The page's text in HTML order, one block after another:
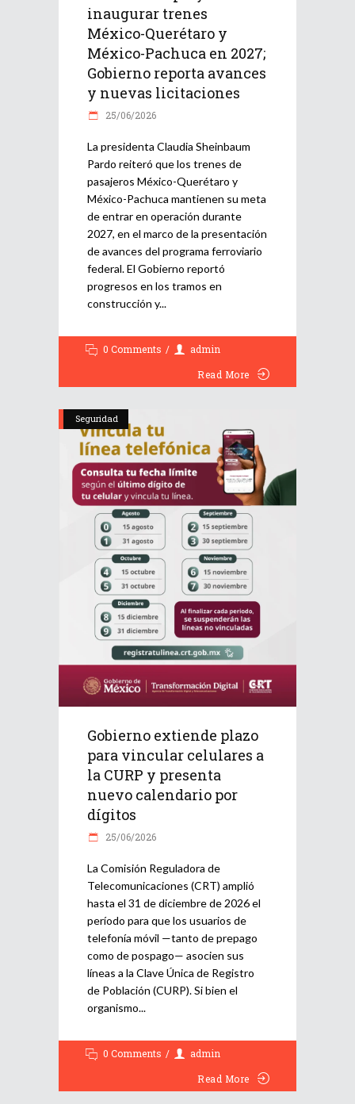
inaugurar trenes
México-Querétaro y
México-Pachuca en 2027;
Gobierno reporta avances
y nuevas licitaciones
25/06/2026
La presidenta Claudia Sheinbaum
Pardo reiteró que los trenes de
pasajeros México-Querétaro y
México-Pachuca mantienen su meta
de entrar en operación durante
2027, en el marco de la presentación
de avances del programa ferroviario
federal. El Gobierno reportó
progresos en los tramos en
construcción y
0 Comments
admin
Read More
Seguridad
Gobierno extiende plazo
para vincular celulares a
la CURP y presenta
nuevo calendario por
dígitos
25/06/2026
La Comisión Reguladora de
Telecomunicaciones (CRT) amplió
hasta el 31 de diciembre de 2026 el
período para que los usuarios de
telefonía móvil —tanto de prepago
como de pospago— asocien sus
líneas a la Clave Única de Registro
de Población (CURP). Si bien el
organismo
0 Comments
admin
Read More